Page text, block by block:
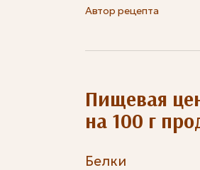
Автор рецепта
Пищевая
на 100 г
Белки